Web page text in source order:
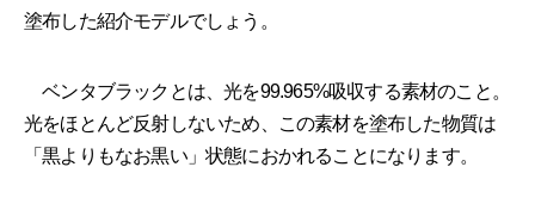
塗布した紹介モデルでしょう。
ベンタブラックとは、光を99.965%吸収する素材のこと。
光をほとんど反射しないため、この素材を塗布した物質は
「黒よりもなお黒い」状態におかれることになります。